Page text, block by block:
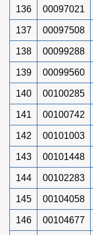
136 00097021
137 00097508
138 00099288
139 00099560
140 00100285
141 00100742
142 00101003
143 00101448
144 00102283
145 00104058
146 00104677